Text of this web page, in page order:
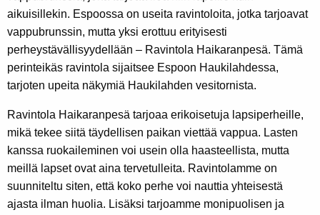
aikuisillekin. Espoossa on useita ravintoloita, jotka tarjoavat
vappubrunssin, mutta yksi erottuu erityisesti
perheystävällisyydellään – Ravintola Haikaranpesä. Tämä
perinteikäs ravintola sijaitsee Espoon Haukilahdessa,
tarjoten upeita näkymiä Haukilahden vesitornista.
Ravintola Haikaranpesä tarjoaa erikoisetuja lapsiperheille,
mikä tekee siitä täydellisen paikan viettää vappua. Lasten
kanssa ruokaileminen voi usein olla haasteellista, mutta
meillä lapset ovat aina tervetulleita. Ravintolamme on
suunniteltu siten, että koko perhe voi nauttia yhteisestä
ajasta ilman huolia. Lisäksi tarjoamme monipuolisen ja